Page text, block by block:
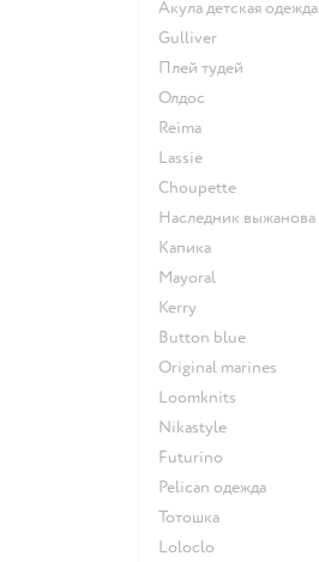
Акула детская одежда
Gulliver
Плей тудей
Олдос
Reima
Lassie
Choupette
Наследник выжанова
Капика
Mayoral
Kerry
Button blue
Original marines
Loomknits
Nikastyle
Futurino
Pelican одежда
Тотошка
Loloclo